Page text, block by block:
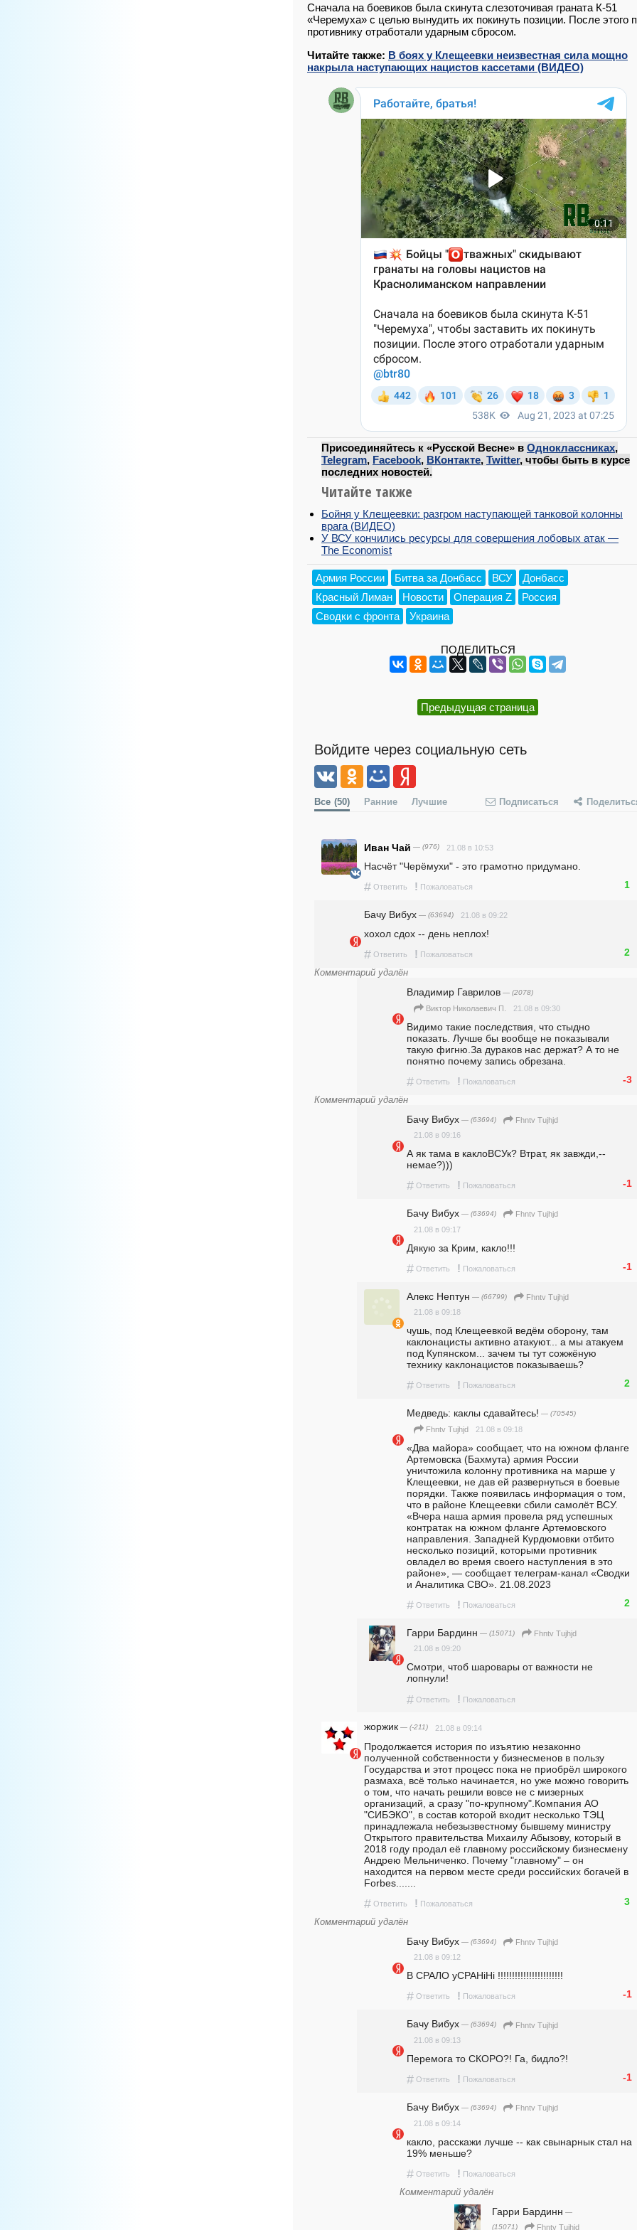
Сначала на боевиков была скинута слезоточивая граната К-51
«Черемуха» с целью вынудить их покинуть позиции. После этого
противнику отработали ударным сбросом.
Читайте также: В боях у Клещеевки неизвестная сила мощно
накрыла наступающих нацистов кассетами (ВИДЕО)
Присоединяйтесь к «Русской Весне» в Одноклассниках,
Telegram, Facebook, ВКонтакте, Twitter, чтобы быть в курсе
последних новостей.
Читайте также
Бойня у Клещеевки: разгром наступающей танковой колонны
врага (ВИДЕО)
У ВСУ кончились ресурсы для совершения лобовых атак —
The Economist
Армия России Битва за Донбасс ВСУ
Донбасс
Красный Лиман
Новости Операция Z
Россия
Сводки с фронта
Украина
ПОДЕЛИТЬСЯ
Предыдущая страница
Войдите через социальную сеть
Все (50) Ранние Лучшие Подписаться
Иван Чай — (976) 21.08 в 10:53
Насчёт "Черёмухи" - это грамотно придумано.
# Ответить ! Пожаловаться 1
Бачу Вибух — (63694) 21.08 в 09:22
хохол сдох -- день неплох!
# Ответить ! Пожаловаться 2
Комментарий удалён
Владимир Гаврилов — (2078)
Виктор Николаевич П. 21.08 в 09:30
Видимо такие последствия, что стыдно
показать. Лучше бы вообще не показывали
такую фигню.За дураков нас держат? А то не
понятно почему запись обрезана.
# Ответить ! Пожаловаться -3
Комментарий удалён
Бачу Вибух — (63694)
Fhntv Tujhjd
21.08 в 09:16
А як тама в каклоВСУк? Втрат, як завжди,--
немае?)))
# Ответить ! Пожаловаться -1
Бачу Вибух — (63694)
Fhntv Tujhjd
21.08 в 09:17
Дякую за Крим, какло!!!
# Ответить ! Пожаловаться -1
Алекс Нептун — (66799)
Fhntv Tujhjd
21.08 в 09:18
чушь, под Клещеевкой ведём оборону, там
каклонацисты активно атакуют... а мы атакуем
под Купянском... зачем ты тут сожжёную
технику каклонацистов показываешь?
# Ответить ! Пожаловаться 2
Медведь: каклы сдавайтесь! — (70545)
Fhntv Tujhjd 21.08 в 09:18
«Два майора» сообщает, что на южном фланге
Артемовска (Бахмута) армия России
уничтожила колонну противника на марше у
Клещеевки, не дав ей развернуться в боевые
порядки. Также появилась информация о том,
что в районе Клещеевки сбили самолёт ВСУ.
«Вчера наша армия провела ряд успешных
контратак на южном фланге Артемовского
направления. Западней Курдюмовки отбито
несколько позиций, которыми противник
овладел во время своего наступления в это
районе», — сообщает телеграм-канал «Сводки
и Аналитика СВО». 21.08.2023
# Ответить ! Пожаловаться 2
Гарри Бардинн — (15071)
Fhntv Tujhjd
21.08 в 09:20
Смотри, чтоб шаровары от важности не
лопнули!
# Ответить ! Пожаловаться
жоржик — (-211) 21.08 в 09:14
Продолжается история по изъятию незаконно
полученной собственности у бизнесменов в пользу
Государства и этот процесс пока не приобрёл широкого
размаха, всё только начинается, но уже можно говорить
о том, что начать решили вовсе не с мизерных
организаций, а сразу "по-крупному".Компания АО
"СИБЭКО", в состав которой входит несколько ТЭЦ
принадлежала небезызвестному бывшему министру
Открытого правительства Михаилу Абызову, который в
2018 году продал её главному российскому бизнесмену
Андрею Мельниченко. Почему "главному" – он
находится на первом месте среди российских богачей в
Forbes.......
# Ответить ! Пожаловаться 3
Комментарий удалён
Бачу Вибух — (63694)
Fhntv Tujhjd
21.08 в 09:12
В СРАЛО уСРАНiНi !!!!!!!!!!!!!!!!!!!!!!!
# Ответить ! Пожаловаться -1
Бачу Вибух — (63694)
Fhntv Tujhjd
21.08 в 09:13
Перемога то СКОРО?! Га, бидло?!
# Ответить ! Пожаловаться -1
Бачу Вибух — (63694)
Fhntv Tujhjd
21.08 в 09:14
какло, расскажи лучше -- как свынарнык стал на
19% меньше?
# Ответить ! Пожаловаться
Комментарий удалён
Гарри Бардинн —
(15071)
Fhntv Tujhjd